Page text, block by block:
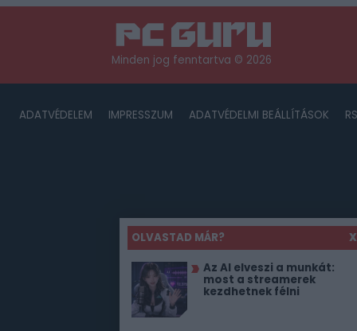
OLVASTAD MÁR?
X
Az AI elveszi a munkát:
most a streamerek
kezdhetnek félni
Minden jog fenntartva © 2026
ADATVÉDELEM IMPRESSZUM ADATVÉDELMI BEÁLLÍTÁSOK